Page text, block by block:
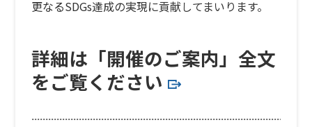
更なるSDGs達成の実現に貢献してまいります。
詳細は「開催のご案内」全文
をご覧ください